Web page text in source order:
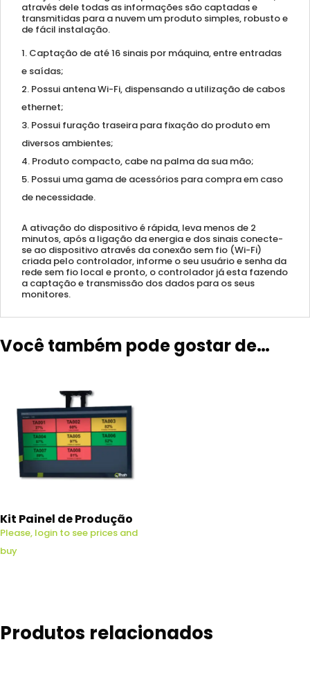
através dele todas as informações são captadas e
transmitidas para a nuvem um produto simples, robusto e
de fácil instalação.
Captação de até 16 sinais por máquina, entre entradas
e saídas;
Possui antena Wi-Fi, dispensando a utilização de cabos
ethernet;
Possui furação traseira para fixação do produto em
diversos ambientes;
Produto compacto, cabe na palma da sua mão;
Possui uma gama de acessórios para compra em caso
de necessidade.
A ativação do dispositivo é rápida, leva menos de 2
minutos, após a ligação da energia e dos sinais conecte-
se ao dispositivo através da conexão sem fio (Wi-Fi)
criada pelo controlador, informe o seu usuário e senha da
rede sem fio local e pronto, o controlador já esta fazendo
a captação e transmissão dos dados para os seus
monitores.
Você também pode gostar de…
Kit Painel de Produção
Please, login to see prices and
buy
Produtos relacionados